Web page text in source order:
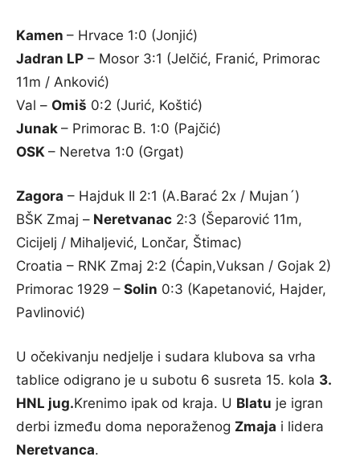
Kamen – Hrvace 1:0 (Jonjić)
Jadran LP – Mosor 3:1 (Jelčić, Franić, Primorac
11m / Anković)
Val – Omiš 0:2 (Jurić, Koštić)
Junak – Primorac B. 1:0 (Pajčić)
OSK – Neretva 1:0 (Grgat)
Zagora – Hajduk II 2:1 (A.Barać 2x / Mujan´)
BŠK Zmaj – Neretvanac 2:3 (Šeparović 11m,
Cicijelj / Mihaljević, Lončar, Štimac)
Croatia – RNK Zmaj 2:2 (Ćapin,Vuksan / Gojak 2)
Primorac 1929 – Solin 0:3 (Kapetanović, Hajder,
Pavlinović)
U očekivanju nedjelje i sudara klubova sa vrha
tablice odigrano je u subotu 6 susreta 15. kola 3.
HNL jug.Krenimo ipak od kraja. U Blatu je igran
derbi između doma neporaženog Zmaja i lidera
Neretvanca.